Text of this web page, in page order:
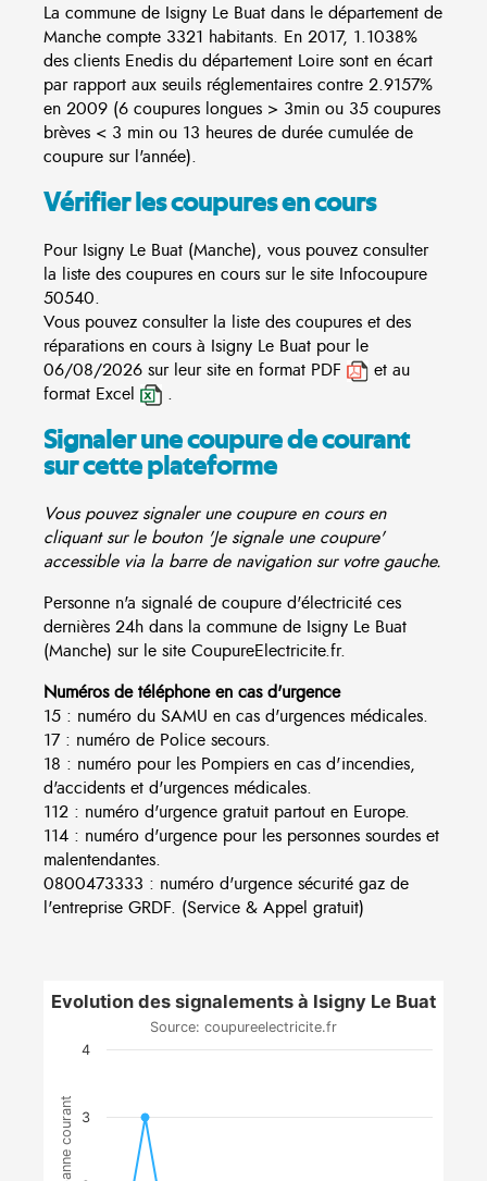
La commune de Isigny Le Buat dans le département de
Manche compte 3321 habitants. En 2017, 1.1038%
des clients Enedis du département Loire sont en écart
par rapport aux seuils réglementaires contre 2.9157%
en 2009 (6 coupures longues > 3min ou 35 coupures
brèves < 3 min ou 13 heures de durée cumulée de
coupure sur l'année).
Vérifier les coupures en cours
Pour Isigny Le Buat (Manche), vous pouvez consulter
la liste des coupures en cours sur le site Infocoupure
50540.
Vous pouvez consulter la liste des coupures et des
réparations en cours à Isigny Le Buat pour le
06/08/2026 sur leur site en format PDF
et au
format Excel
.
Signaler une coupure de courant
sur cette plateforme
Vous pouvez signaler une coupure en cours en
cliquant sur le bouton 'Je signale une coupure'
accessible via la barre de navigation sur votre gauche.
Personne n'a signalé de coupure d'électricité ces
dernières 24h dans la commune de Isigny Le Buat
(Manche) sur le site CoupureElectricite.fr.
Numéros de téléphone en cas d'urgence
15 : numéro du SAMU en cas d'urgences médicales.
17 : numéro de Police secours.
18 : numéro pour les Pompiers en cas d'incendies,
d'accidents et d'urgences médicales.
112 : numéro d'urgence gratuit partout en Europe.
114 : numéro d'urgence pour les personnes sourdes et
malentendantes.
0800473333 : numéro d'urgence sécurité gaz de
l'entreprise GRDF. (Service & Appel gratuit)
Evolution des signalements à Isigny Le Buat
Source: coupureelectricite.fr
3
4